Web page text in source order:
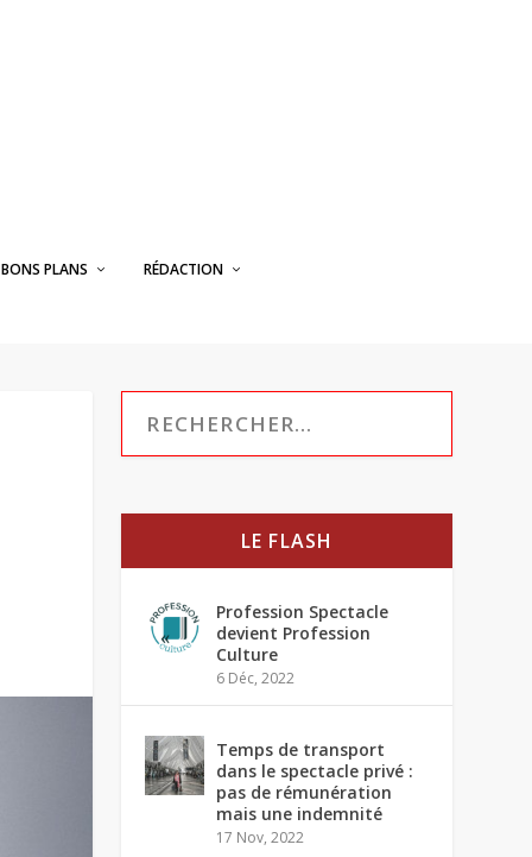
BONS PLANS RÉDACTION
LE FLASH
Profession Spectacle
devient Profession
Culture
6 Déc, 2022
Temps de transport
dans le spectacle privé :
pas de rémunération
mais une indemnité
17 Nov, 2022